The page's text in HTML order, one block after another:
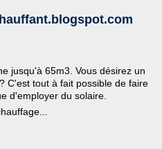
jusqu'à 65m3. Vous désirez un
C'est tout à fait possible de faire
d'employer du solaire.